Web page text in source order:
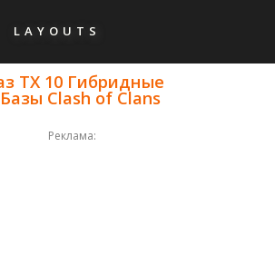
LAYOUTS
ТХ 10 Гибридные
Clash of Clans
Реклама: